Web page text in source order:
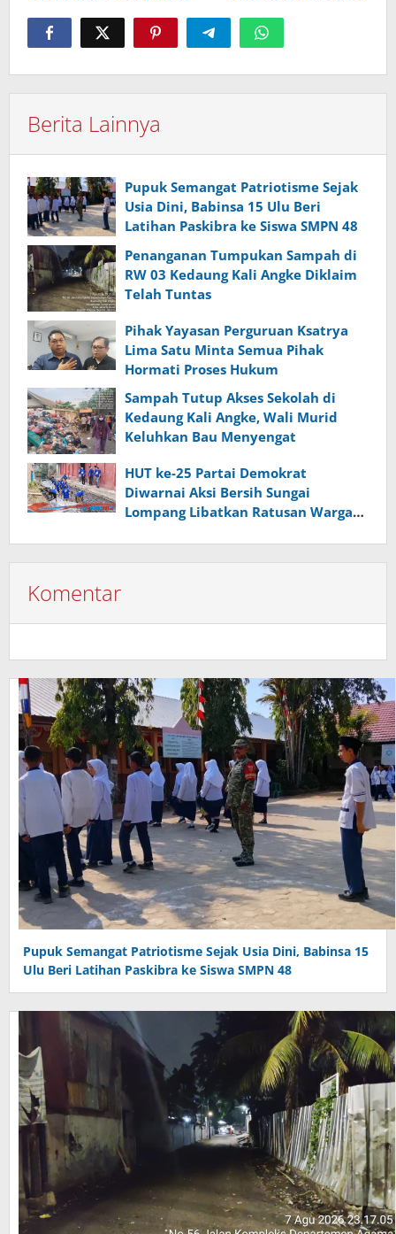
Berita Lainnya
Pupuk Semangat Patriotisme Sejak
Usia Dini, Babinsa 15 Ulu Beri
Latihan Paskibra ke Siswa SMPN 48
Penanganan Tumpukan Sampah di
RW 03 Kedaung Kali Angke Diklaim
Telah Tuntas
Pihak Yayasan Perguruan Ksatrya
Lima Satu Minta Semua Pihak
Hormati Proses Hukum
Sampah Tutup Akses Sekolah di
Kedaung Kali Angke, Wali Murid
Keluhkan Bau Menyengat
HUT ke-25 Partai Demokrat
Diwarnai Aksi Bersih Sungai
Lompang Libatkan Ratusan Warga
Komentar
Pupuk Semangat Patriotisme Sejak Usia Dini, Babinsa 15
Ulu Beri Latihan Paskibra ke Siswa SMPN 48